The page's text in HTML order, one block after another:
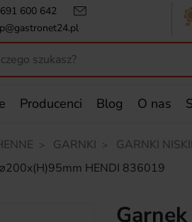
691 600 642
Producenci Blog O nas
GARNKI
GARNKI
HENDI 836019